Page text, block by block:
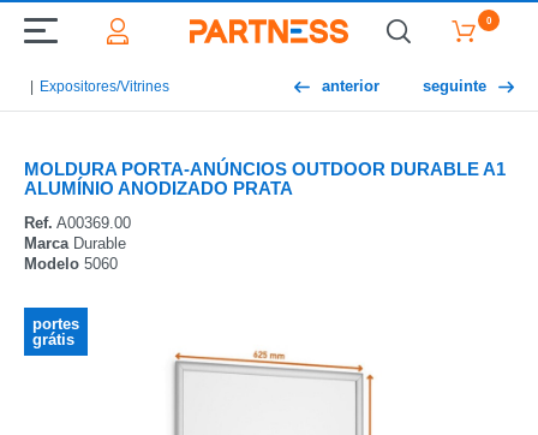
0
Expositores/Vitrines anterior seguinte
MOLDURA PORTA-ANÚNCIOS OUTDOOR DURABLE A1
ALUMÍNIO ANODIZADO PRATA
Ref. A00369.00
MarcaDurable
Modelo 5060
portes
grátis